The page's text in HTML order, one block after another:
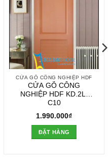
CỬA GỖ CÔNG NGHIỆP HDF
CỬA GỖ CÔNG
NGHIỆP HDF KD.2L-
C10
1.990.000₫
ĐẶT HÀNG